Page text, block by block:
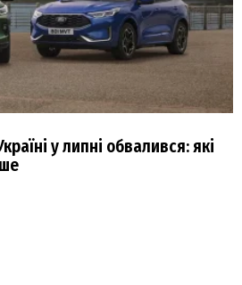
у липні обвалився: які